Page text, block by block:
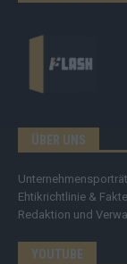
ÜBER UNS
Unternehmensporträt
Ehtikrichtlinie &
Redaktion und
YOUTUBE